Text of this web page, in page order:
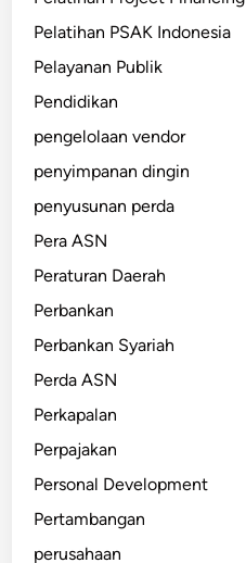
Pelatihan PSAK Indonesia
Pelayanan Publik
Pendidikan
pengelolaan vendor
penyimpanan dingin
penyusunan perda
Pera ASN
Peraturan Daerah
Perbankan
Perbankan Syariah
Perda ASN
Perkapalan
Perpajakan
Personal Development
Pertambangan
perusahaan